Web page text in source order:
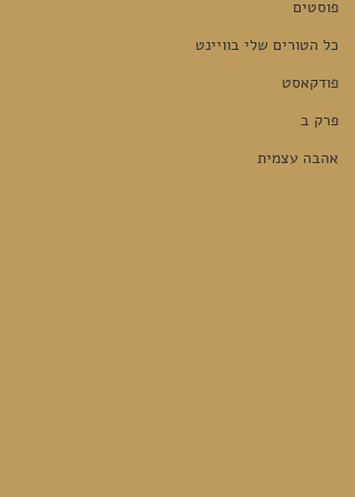
פוסטים
כל הטורים שלי בוויינט
פודקאסט
פרק ב
אהבה עצמית